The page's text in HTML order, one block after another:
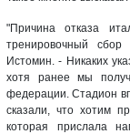
"Причина отказа
тренировочный
Истомин. - Никаких
хотя ранее мы
федерации. Стадион
сказали, что хотим
которая прислала